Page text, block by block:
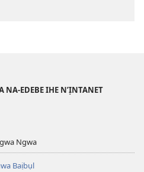
NA-EDEBE IHE N’ỊNTANET
Ngwa
Baịbụl